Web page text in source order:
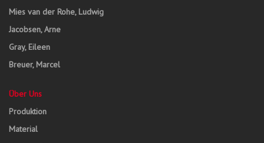
Mies van der Rohe, Ludwig
Jacobsen, Arne
Gray, Eileen
Breuer, Marcel
Über Uns
Produktion
Material